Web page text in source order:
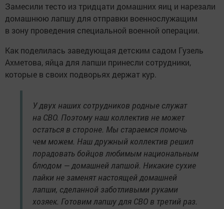
Замесили тесто из тридцати домашних яиц и нарезали
домашнюю лапшу для отправки военнослужащим
в зону проведения специальной военной операции.
Как поделилась заведующая детским садом Гузель
Ахметова, яйца для лапши принесли сотрудники,
которые в своих подворьях держат кур.
У двух наших сотрудников родные служат
на СВО. Поэтому наш коллектив не может
остаться в стороне. Мы стараемся помочь
чем можем. Наш дружный коллектив решил
порадовать бойцов любимым национальным
блюдом — домашней лапшой. Никакие сухие
пайки не заменят настоящей домашней
лапши, сделанной заботливыми руками
хозяек. Готовим лапшу для СВО в третий раз.